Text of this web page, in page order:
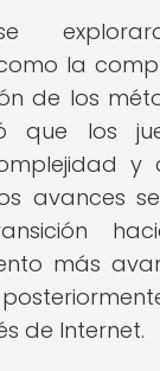
la
de los
que los
y
avances
más
de Internet.